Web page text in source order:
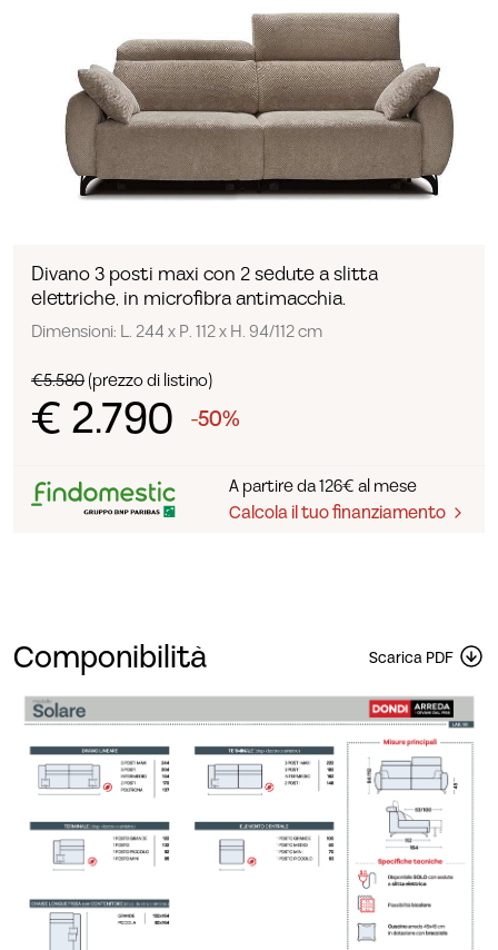
Divano 3 posti maxi con 2 sedute a slitta
elettriche, in microfibra antimacchia.
Dimensioni: L. 244 x P. 112 x H. 94/112 cm
€5.580(prezzo di listino)
€ 2.790 -50%
A partire da 126€ al mese
Calcola il tuo finanziamento
Componibilità Scarica PDF